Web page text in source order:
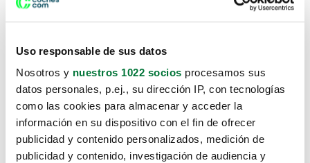
Uso responsable de sus datos
Nosotros y nuestros 1022 socios procesamos sus
datos personales, p.ej., su dirección IP, con tecnologías
como las cookies para almacenar y acceder la
información en su dispositivo con el fin de ofrecer
publicidad y contenido personalizados, medición de
publicidad y contenido, investigación de audiencia y
Lo sentimos, no sabemos como
te hemos traido hasta aquí.